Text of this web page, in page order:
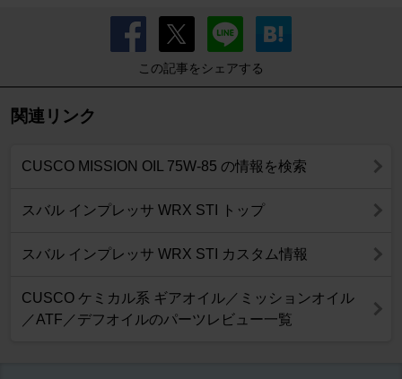
この記事をシェアする
関連リンク
CUSCO MISSION OIL 75W-85 の情報を検索
スバル インプレッサ WRX STI トップ
スバル インプレッサ WRX STI カスタム情報
CUSCO ケミカル系 ギアオイル／ミッションオイル
／ATF／デフオイルのパーツレビュー一覧